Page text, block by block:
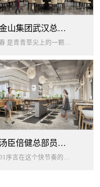
金山集团武汉总部员工食堂设计
春 是青青草尖上的一颗露珠夏 是粼波湖面中倒映的晚霞秋 是宁静山谷里的一片落叶冬 是白雪中屹立不倒的松柏... ...0...
汤臣倍健总部员工餐厅设计
01序言在这个快节奏的时代工作压力如同无形的紧箍让大家的生活几乎被工作填满现代企业也越来越重视员工的身心健康所以我们始终...